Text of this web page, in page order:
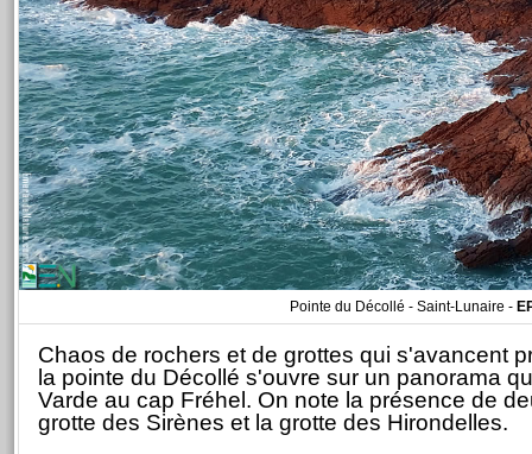
Pointe du Décollé - Saint-Lunaire -
Chaos de rochers et de grottes qui s'avancent
la pointe du Décollé s'ouvre sur un panorama
Varde au cap Fréhel. On note la présence de
grotte des Sirènes et la grotte des Hirondelles.